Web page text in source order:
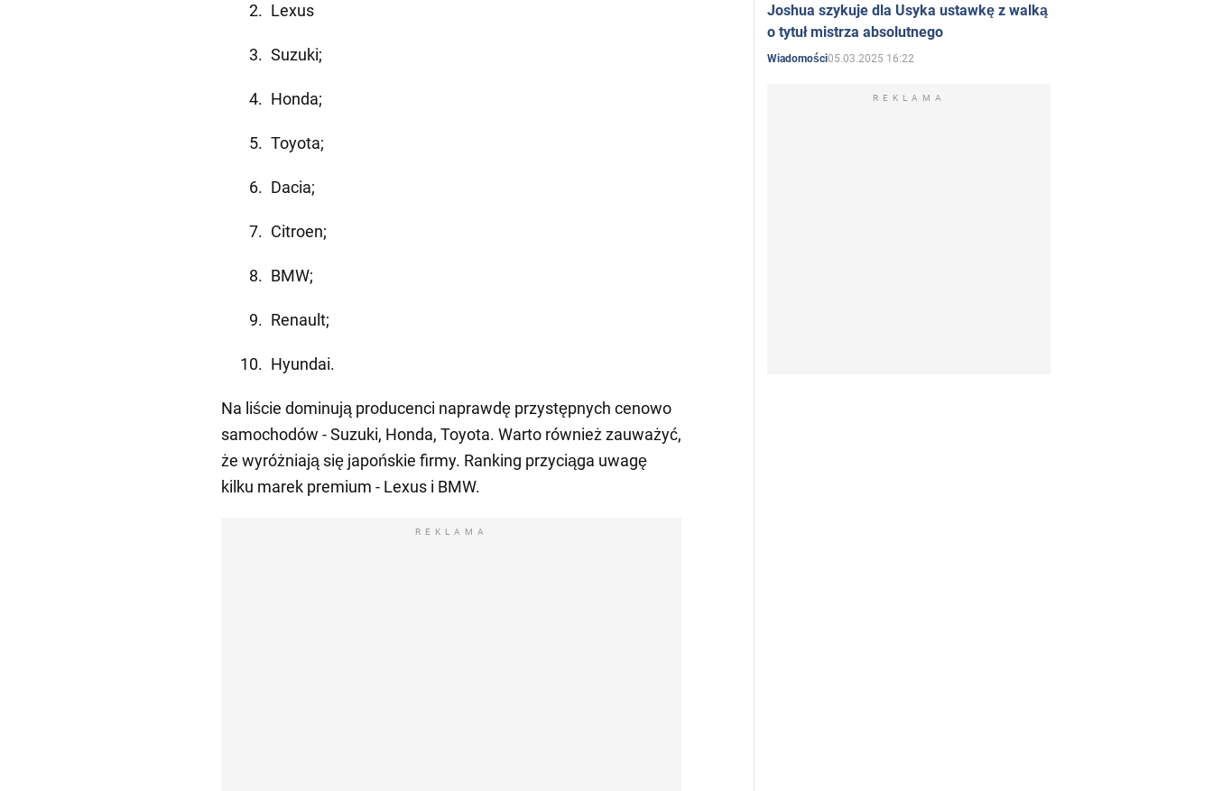
Lexus
Suzuki;
Honda;
Toyota;
Dacia;
Citroen;
BMW;
Renault;
Hyundai.
Na liście dominują producenci naprawdę przystępnych cenowo
samochodów - Suzuki, Honda, Toyota. Warto również zauważyć,
że wyróżniają się japońskie firmy. Ranking przyciąga uwagę
kilku marek premium - Lexus i BMW.
REKLAMA
Joshua szykuje dla Usyka ustawkę z walką
o tytuł mistrza absolutnego
Wiadomości05.03.2025 16:22
REKLAMA